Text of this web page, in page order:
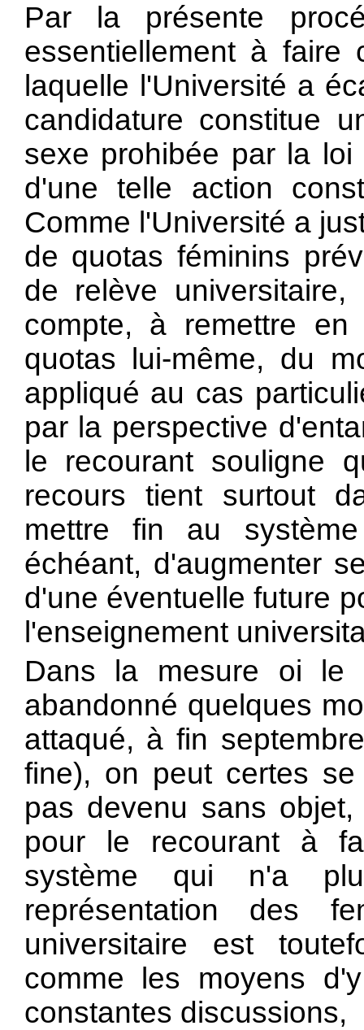
Par la présente
essentiellement à faire
laquelle l'Université a
candidature constitue
sexe prohibée par la loi
d'une telle action
Comme l'Université a
de quotas féminins
de relève
compte, à remettre
quotas lui-même, du
appliqué au cas
par la perspective
le recourant souligne
recours tient surtout
mettre fin au
échéant, d'augmenter
d'une éventuelle future
l'enseignement
Dans la mesure oi le
abandonné quelques
attaqué, à fin
fine), on peut certes
pas devenu sans
pour le recourant à
système qui n'a
représentation des
universitaire est
comme les moyens
constantes discussions,